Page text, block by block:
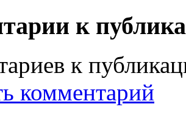
к
к
комментарий